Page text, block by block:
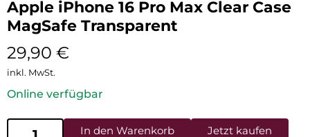
Apple iPhone 16 Pro Max Clear Case
MagSafe Transparent
29,90 €
inkl. MwSt.
Online verfügbar
In den Warenkorb Jetzt kaufen